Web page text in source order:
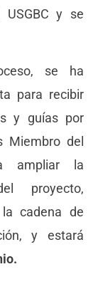
y se
se ha
para recibir
y guías por
Miembro del
ampliar la
proyecto,
cadena de
y estará